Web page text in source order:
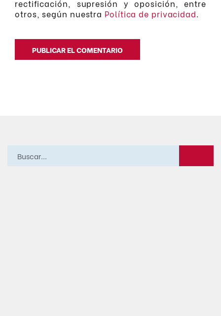
rectificación, supresión y oposición, entre
otros, según nuestra Política de privacidad.